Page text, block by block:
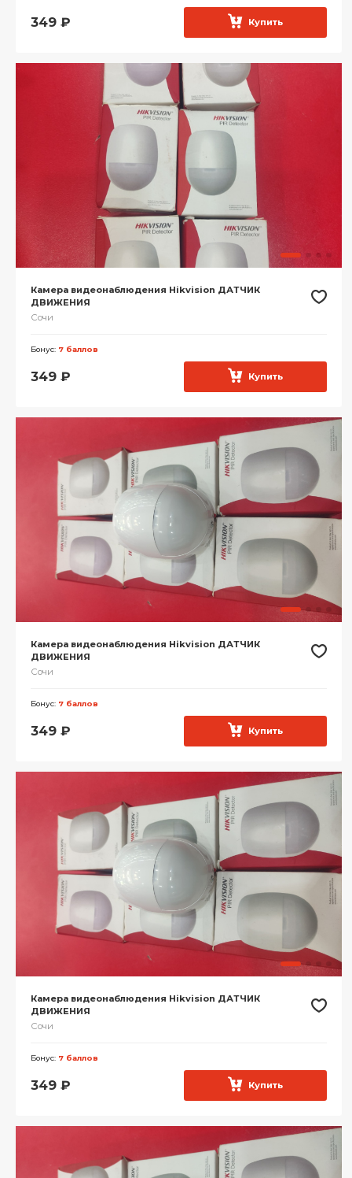
349 ₽ Купить
Камера видеонаблюдения Hikvision ДАТЧИК
ДВИЖЕНИЯ
Сочи
Бонус: 7 баллов
349 ₽ Купить
Камера видеонаблюдения Hikvision ДАТЧИК
ДВИЖЕНИЯ
Сочи
Бонус: 7 баллов
349 ₽ Купить
Камера видеонаблюдения Hikvision ДАТЧИК
ДВИЖЕНИЯ
Сочи
Бонус: 7 баллов
349 ₽ Купить